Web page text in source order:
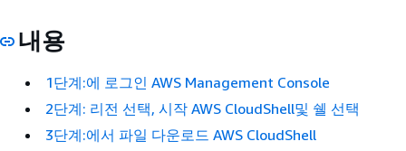
내용
1단계:에 로그인 AWS Management Console
2단계: 리전 선택, 시작 AWS CloudShell및 쉘 선택
3단계:에서 파일 다운로드 AWS CloudShell